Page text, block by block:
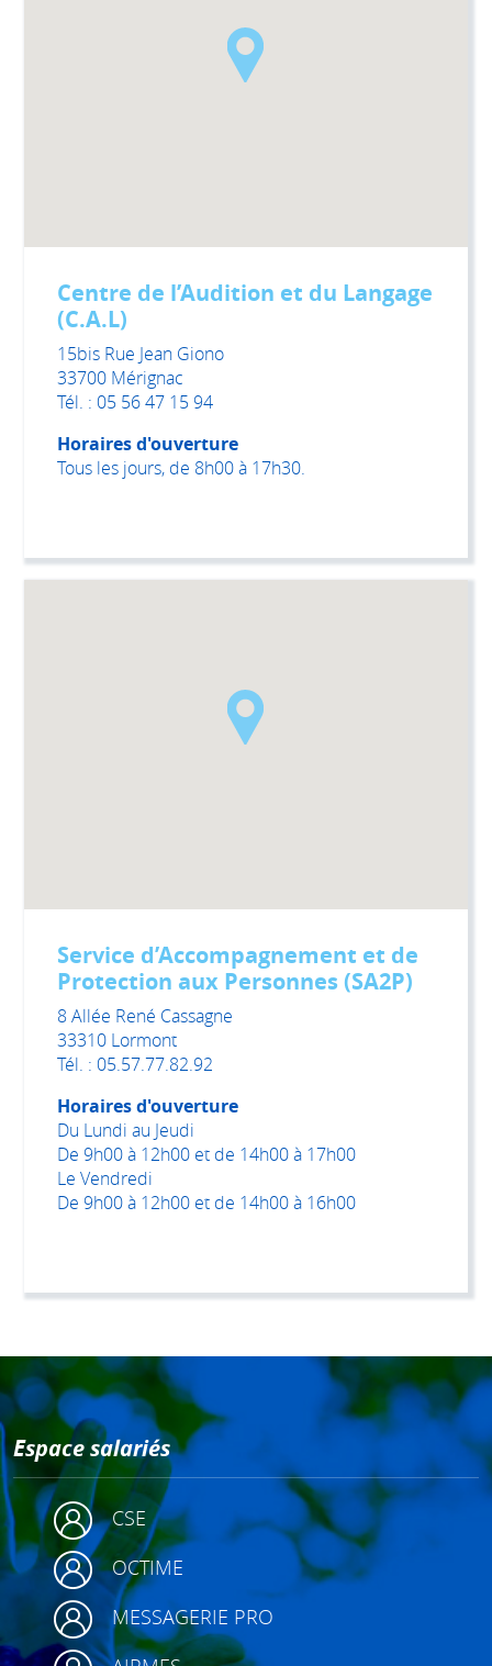
Centre de l’Audition et du Langage
(C.A.L)
15bis Rue Jean Giono
33700 Mérignac
Tél. : 05 56 47 15 94
Horaires d'ouverture
Tous les jours, de 8h00 à 17h30.
Service d’Accompagnement et de
Protection aux Personnes (SA2P)
8 Allée René Cassagne
33310 Lormont
Tél. : 05.57.77.82.92
Horaires d'ouverture
Du Lundi au Jeudi
De 9h00 à 12h00 et de 14h00 à 17h00
Le Vendredi
De 9h00 à 12h00 et de 14h00 à 16h00
Espace salariés
CSE
OCTIME
MESSAGERIE PRO